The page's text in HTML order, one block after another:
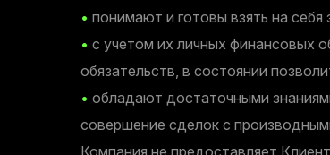
• понимают и готовы взять на себя
• с учетом их личных финансовых
обязательств, в состоянии
• обладают достаточными
совершение сделок с
Компания не предоставляет